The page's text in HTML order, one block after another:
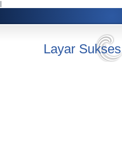
l
Layar Sukses